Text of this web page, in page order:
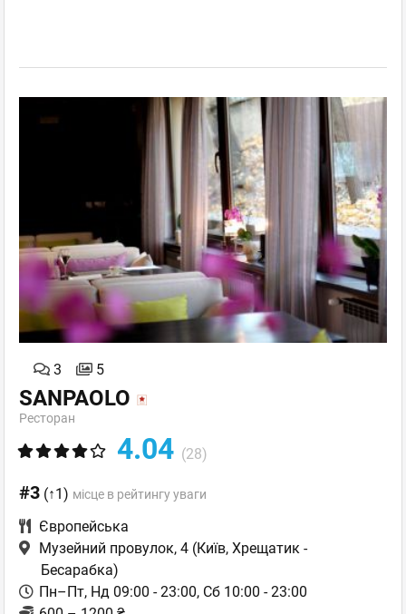
3 5
SANPAOLO
Ресторан
4.04 (28)
#3 (↑1) місце в рейтингу уваги
Європейська
Музейний провулок, 4 (Київ, Хрещатик -
Бесарабка)
Пн–Пт, Нд 09:00 - 23:00, Сб 10:00 - 23:00